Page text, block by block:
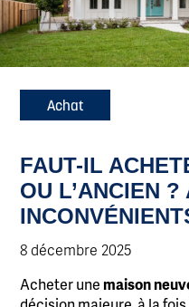
Achat
FAUT-IL
OU L’ANCIEN ?
8 décembre 2025
Acheter une maison